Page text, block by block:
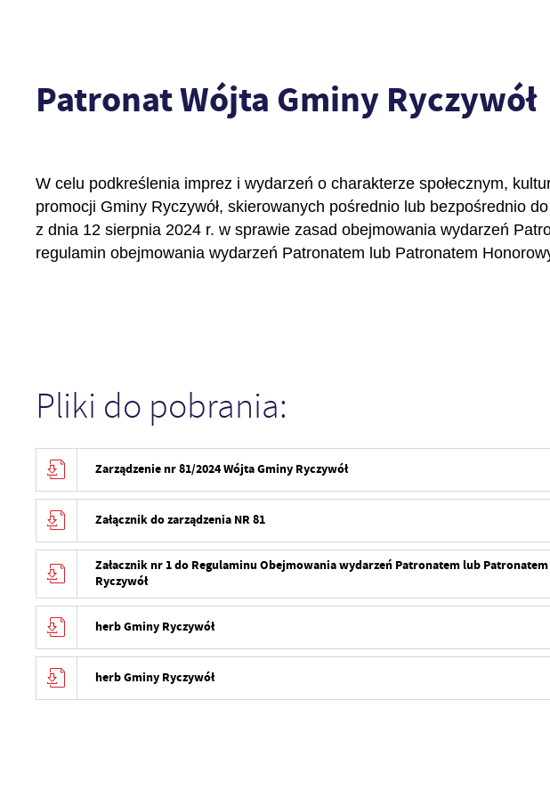
Patronat Wójta Gminy Ryczywół
W celu podkreślenia imprez i wydarzeń o charakterze społecznym,
promocji Gminy Ryczywół, skierowanych pośrednio lub bezpośrednio
z dnia 12 sierpnia 2024 r. w sprawie zasad obejmowania wydarzeń
regulamin obejmowania wydarzeń Patronatem lub Patronatem
Pliki do pobrania:
Zarządzenie nr 81/2024 Wójta Gminy Ryczywół
Załącznik do zarządzenia NR 81
Załacznik nr 1 do Regulaminu Obejmowania wydarzeń Patronatem lub
Ryczywół
herb Gminy Ryczywół
herb Gminy Ryczywół